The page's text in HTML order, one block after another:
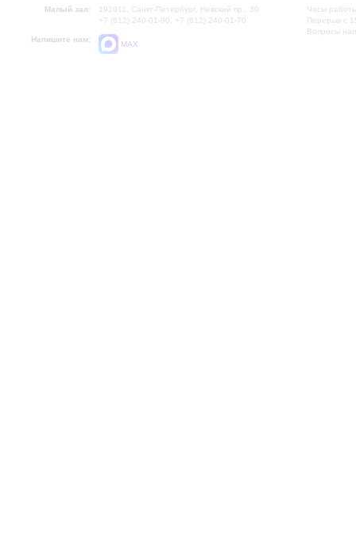
Малый зал:
191011, Санкт-Петербург, Невский пр., 30
+7 (812) 240-01-00, +7 (812) 240-01-70
Напишите нам:
MAX
Часы
Перерыв с
Вопросы